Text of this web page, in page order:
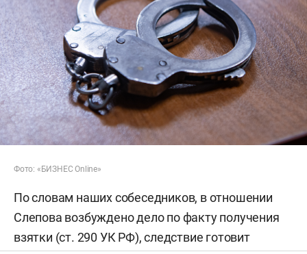
Фото: «БИЗНЕС Online»
По словам наших собеседников, в отношении
Слепова возбуждено дело по факту получения
взятки (ст. 290 УК РФ), следствие готовит